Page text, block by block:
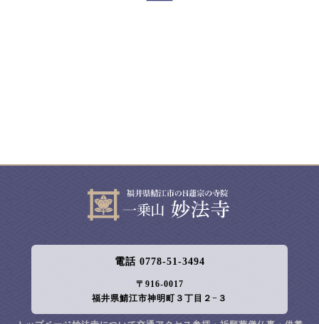
電話 0778-51-3494
〒916-0017
福井県鯖江市神明町３丁目２−３